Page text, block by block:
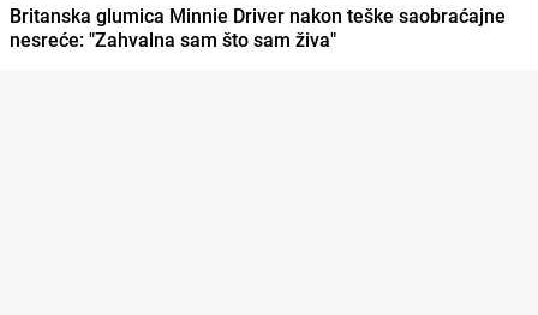
Britanska glumica Minnie Driver nakon teške saobraćajne
nesreće: "Zahvalna sam što sam živa"